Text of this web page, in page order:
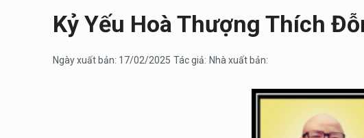
Kỷ Yếu Hoà Thượng Thích
Ngày xuất bản: 17/02/2025 Tác giả: Nhà xuất bản: